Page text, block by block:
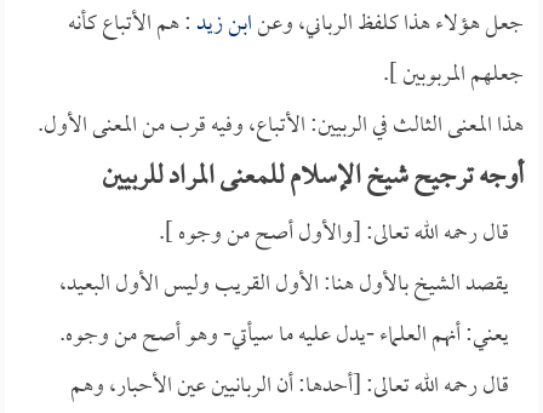
جعل هؤلاء هذا كلفظ الرباني، وعنابن زيد: هم الأتباع كأنه
جعلهم المربوبين ].
هذا المعنى الثالث في الربيين: الأتباع، وفيه قرب من المعنى الأول.
أوجه ترجيح شيخ الإسلام للمعنى المراد للربيين
قال رحمه الله تعالى: [والأول أصح من وجوه ].
يقصد الشيخ بالأول هنا: الأول القريب وليس الأول البعيد،
يعني: أنهم العلماء -يدل عليه ما سيأتي- وهو أصح من وجوه.
قال رحمه الله تعالى: [أحدها: أن الربانيين عين الأحبار، وهم